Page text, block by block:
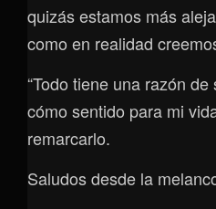
quizás estamos más
como en realidad
“Todo tiene una razón
cómo sentido para mi
remarcarlo.
Saludos desde la